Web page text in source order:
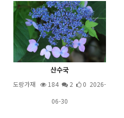
산수국
도랑가재 184 2
0 2026-
06-30